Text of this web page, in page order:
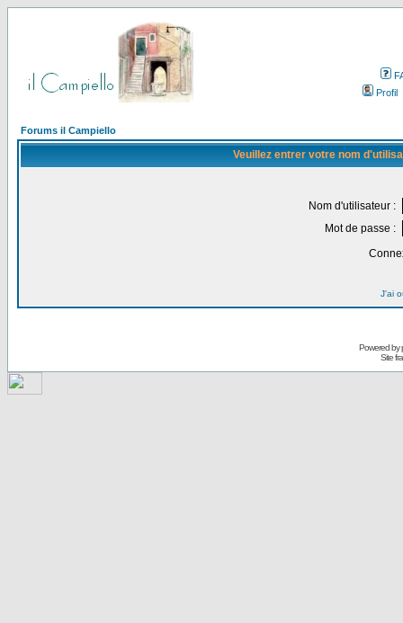
Profil
Forums il Campiello
Veuillez entrer votre nom
Nom d'utilisateur :
Mot de passe :
J'ai
Powered by
Site